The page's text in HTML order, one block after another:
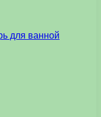
для ванной